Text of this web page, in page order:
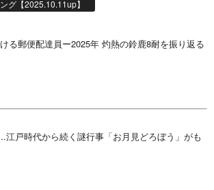
グ【2025.10.11up】
る郵便配達員ー2025年 灼熱の鈴鹿8耐を振り返る
戸時代から続く謎行事「お月見どろぼう」がも